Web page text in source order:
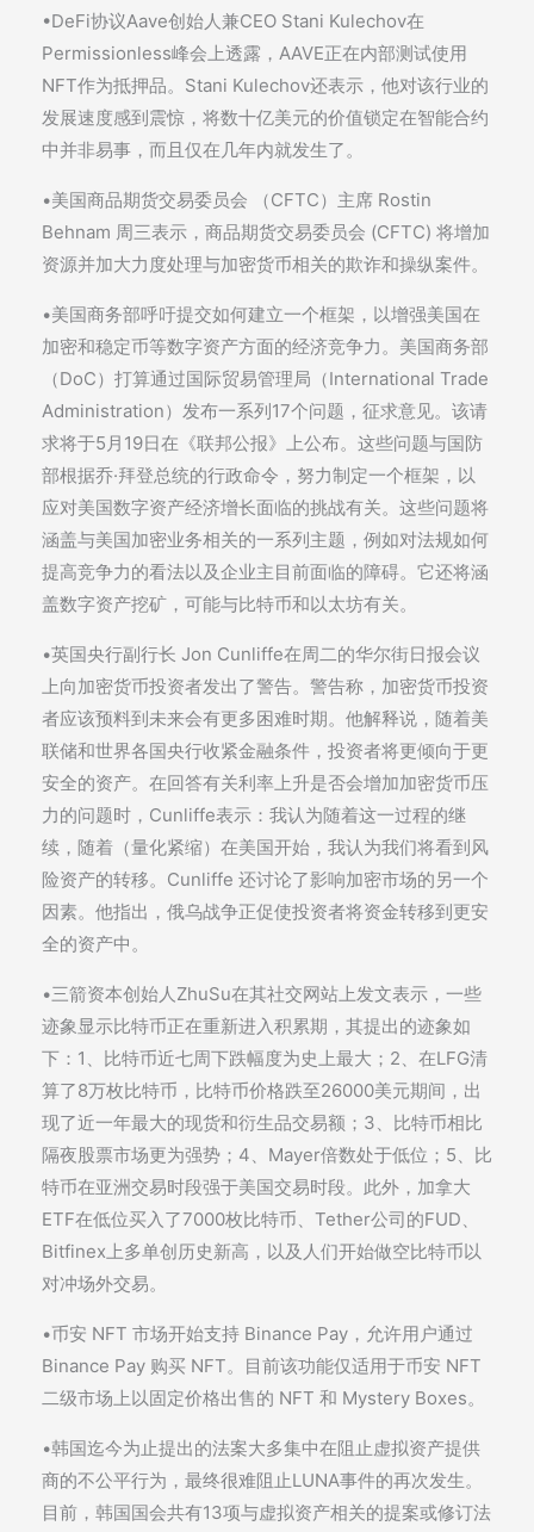
•DeFi协议Aave创始人兼CEO Stani Kulechov在
Permissionless峰会上透露，AAVE正在内部测试使用
NFT作为抵押品。Stani Kulechov还表示，他对该行业的
发展速度感到震惊，将数十亿美元的价值锁定在智能合约
中并非易事，而且仅在几年内就发生了。
•美国商品期货交易委员会 （CFTC）主席 Rostin
Behnam 周三表示，商品期货交易委员会 (CFTC) 将增加
资源并加大力度处理与加密货币相关的欺诈和操纵案件。
•美国商务部呼吁提交如何建立一个框架，以增强美国在
加密和稳定币等数字资产方面的经济竞争力。美国商务部
（DoC）打算通过国际贸易管理局（International Trade
Administration）发布一系列17个问题，征求意见。该请
求将于5月19日在《联邦公报》上公布。这些问题与国防
部根据乔·拜登总统的行政命令，努力制定一个框架，以
应对美国数字资产经济增长面临的挑战有关。这些问题将
涵盖与美国加密业务相关的一系列主题，例如对法规如何
提高竞争力的看法以及企业主目前面临的障碍。它还将涵
盖数字资产挖矿，可能与比特币和以太坊有关。
•英国央行副行长 Jon Cunliffe在周二的华尔街日报会议
上向加密货币投资者发出了警告。警告称，加密货币投资
者应该预料到未来会有更多困难时期。他解释说，随着美
联储和世界各国央行收紧金融条件，投资者将更倾向于更
安全的资产。在回答有关利率上升是否会增加加密货币压
力的问题时，Cunliffe表示：我认为随着这一过程的继
续，随着（量化紧缩）在美国开始，我认为我们将看到风
险资产的转移。Cunliffe 还讨论了影响加密市场的另一个
因素。他指出，俄乌战争正促使投资者将资金转移到更安
全的资产中。
•三箭资本创始人ZhuSu在其社交网站上发文表示，一些
迹象显示比特币正在重新进入积累期，其提出的迹象如
下：1、比特币近七周下跌幅度为史上最大；2、在LFG清
算了8万枚比特币，比特币价格跌至26000美元期间，出
现了近一年最大的现货和衍生品交易额；3、比特币相比
隔夜股票市场更为强势；4、Mayer倍数处于低位；5、比
特币在亚洲交易时段强于美国交易时段。此外，加拿大
ETF在低位买入了7000枚比特币、Tether公司的FUD、
Bitfinex上多单创历史新高，以及人们开始做空比特币以
对冲场外交易。
•币安 NFT 市场开始支持 Binance Pay，允许用户通过
Binance Pay 购买 NFT。目前该功能仅适用于币安 NFT
二级市场上以固定价格出售的 NFT 和 Mystery Boxes。
•韩国迄今为止提出的法案大多集中在阻止虚拟资产提供
商的不公平行为，最终很难阻止LUNA事件的再次发生。
目前，韩国国会共有13项与虚拟资产相关的提案或修订法